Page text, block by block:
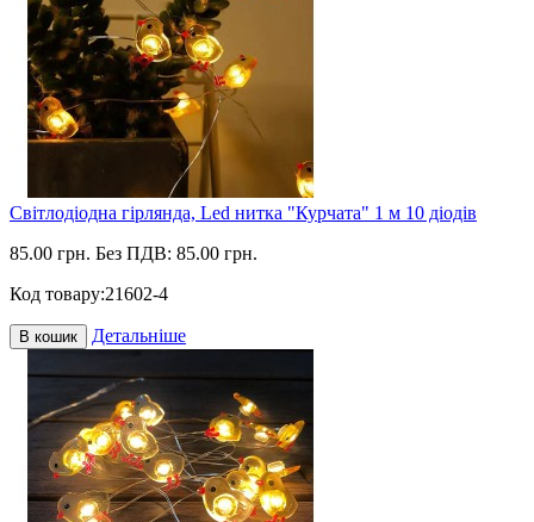
Світлодіодна гірлянда, Led нитка "Курчата" 1 м 10 діодів
85.00 грн. Без ПДВ: 85.00 грн.
Код товару:21602-4
В кошик Детальніше